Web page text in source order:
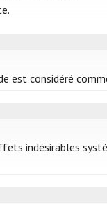
est considéré
indésirables